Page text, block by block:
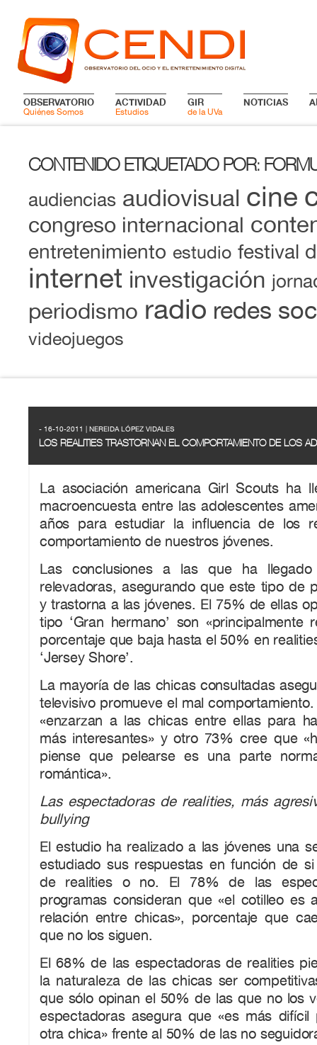
OBSERVATORIO
Quiénes Somos
ACTIVIDAD
Estudios
GIR
de la UVa
NOTICIAS
CONTENIDO ETIQUETADO POR:
audiencias audiovisual cine
congreso internacional
entretenimiento estudio festival
internet investigación
periodismo radio redes
videojuegos
- 16-10-2011 | NEREIDA LÓPEZ VIDALES
LOS REALITIES TRASTORNAN EL COMPORTAMIENTO DE LOS
La asociación americana Girl Scouts ha
macroencuesta entre las adolescentes
años para estudiar la influencia de los
comportamiento de nuestros jóvenes.
Las conclusiones a las que ha
relevadoras, asegurando que este tipo de
y trastorna a las jóvenes. El 75% de ellas
tipo ‘Gran hermano’ son «principalmente
porcentaje que baja hasta el 50% en
‘Jersey Shore’.
La mayoría de las chicas consultadas
televisivo promueve el mal
«enzarzan a las chicas entre ellas para
más interesantes» y otro 73% cree que
piense que pelearse es una parte
romántica».
Las espectadoras de realities, más
bullying
El estudio ha realizado a las jóvenes una
estudiado sus respuestas en función de
de realities o no. El 78% de las
programas consideran que «el cotilleo es
relación entre chicas», porcentaje que
que no los siguen.
El 68% de las espectadoras de realities
la naturaleza de las chicas ser
que sólo opinan el 50% de las que no los
espectadoras asegura que «es más
otra chica» frente al 50% de las no